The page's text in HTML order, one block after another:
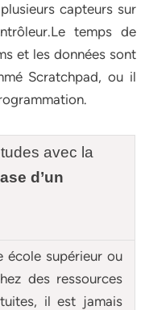
capteurs sur
temps de
et les données sont
Scratchpad, ou il
avec la
d’un
école supérieur ou
des ressources
il est jamais